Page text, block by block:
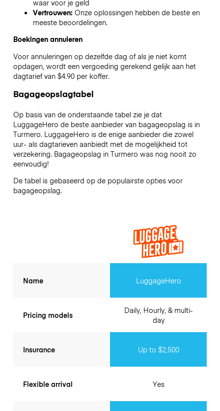
waar voor je geld
Vertrouwen: Onze oplossingen hebben de beste en
meeste beoordelingen.
Boekingen annuleren
Voor annuleringen op dezelfde dag of als je niet komt
opdagen, wordt een vergoeding gerekend gelijk aan het
dagtarief van $4.90 per koffer.
Bagageopslagtabel
Op basis van de onderstaande tabel zie je dat
LuggageHero de beste aanbieder van bagageopslag is in
Turmero. LuggageHero is de enige aanbieder die zowel
uur- als dagtarieven aanbiedt met de mogelijkheid tot
verzekering. Bagageopslag in Turmero was nog nooit zo
eenvoudig!
De tabel is gebaseerd op de populairste opties voor
bagageopslag.
Name
Pricing models
Insurance
Flexible arrival
LuggageHero
Daily, Hourly, & multi-
day
Up to $2,500
Yes